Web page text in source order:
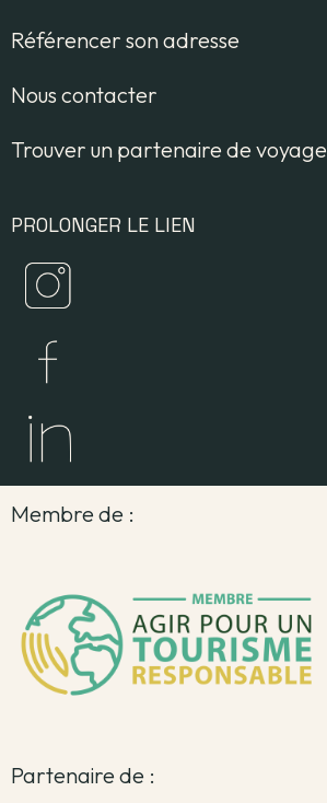
Référencer son adresse
Nous contacter
Trouver un partenaire de voyage
PROLONGER LE LIEN
Membre de :
Partenaire de :